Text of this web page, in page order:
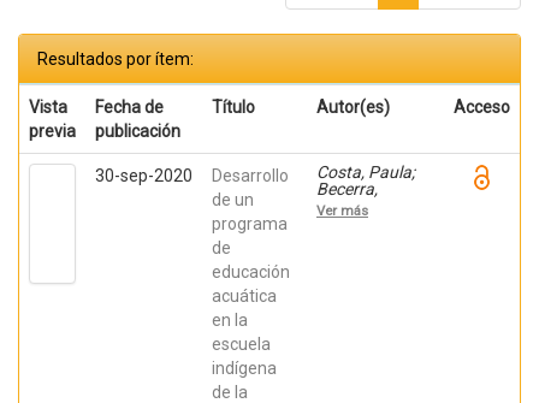
Resultados por ítem:
Vista
previa
Fecha de
publicación
Título Autor(es) Acceso
30-sep-2020
Desarrollo
de un
programa
de
educación
acuática
en la
escuela
indígena
de la
Costa, Paula;
Becerra,
Viviana;
Becerra,
Ver más